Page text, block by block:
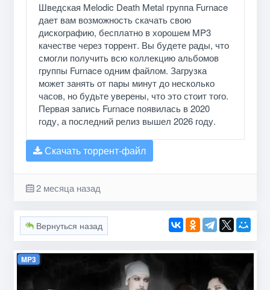
Шведская Melodic Death Metal группа Furnace
дает вам возможность скачать свою
дискографию, бесплатно в хорошем MP3
качестве через торрент. Вы будете рады, что
смогли получить всю коллекцию альбомов
группы Furnace одним файлом. Загрузка
может занять от пары минут до несколько
часов, но будьте уверены, что это стоит того.
Первая запись Furnace появилась в 2020
году, а последний релиз вышел 2026 году.
Скачать торрент-файл
2 месяца назад
Вернуться назад
MP3